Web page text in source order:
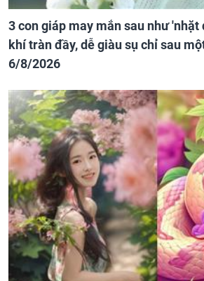
3 con giáp may mắn sau như 'nhặt
khí tràn đầy, dễ giàu sụ chỉ sau
6/8/2026